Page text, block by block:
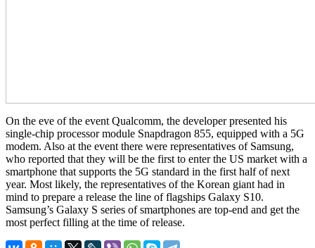
On the eve of the event Qualcomm, the developer presented his
single-chip processor module Snapdragon 855, equipped with a 5G
modem. Also at the event there were representatives of Samsung,
who reported that they will be the first to enter the US market with a
smartphone that supports the 5G standard in the first half of next
year. Most likely, the representatives of the Korean giant had in
mind to prepare a release the line of flagships Galaxy S10.
Samsung’s Galaxy S series of smartphones are top-end and get the
most perfect filling at the time of release.